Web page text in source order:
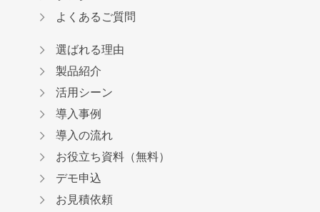
よくあるご質問
選ばれる理由
製品紹介
活用シーン
導入事例
導入の流れ
お役立ち資料（無料）
デモ申込
お見積依頼